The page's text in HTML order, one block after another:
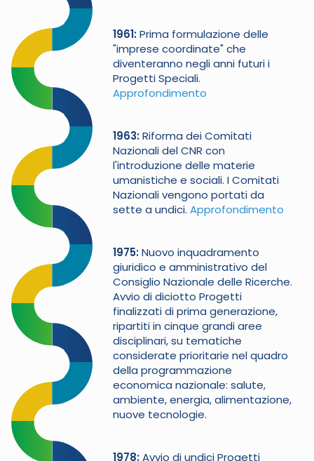
1961 Prima formulazione delle
"imprese coordinate" che
diventeranno negli anni futuri i
Progetti Speciali.
Approfondimento
1963 Riforma dei Comitati
Nazionali del CNR con
l'introduzione delle materie
umanistiche e sociali. I Comitati
Nazionali vengono portati da
sette a undici. Approfondimento
1975 Nuovo inquadramento
giuridico e amministrativo del
Consiglio Nazionale delle Ricerche.
Avvio di diciotto Progetti
finalizzati di prima generazione,
ripartiti in cinque grandi aree
disciplinari, su tematiche
considerate prioritarie nel quadro
della programmazione
economica nazionale: salute,
ambiente, energia, alimentazione,
nuove tecnologie.
1978 Avvio di undici Progetti